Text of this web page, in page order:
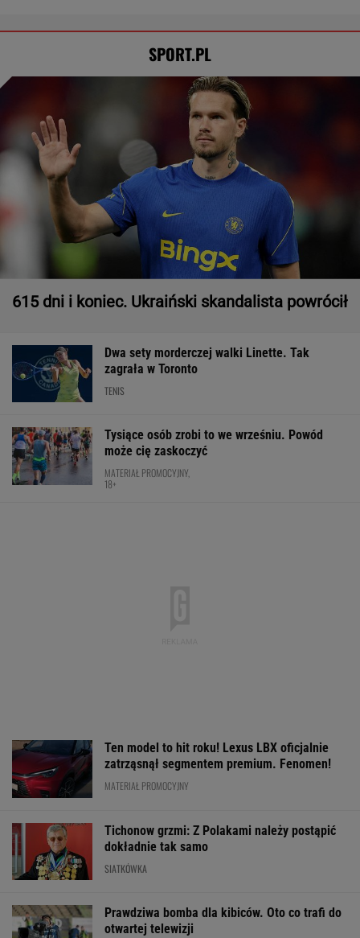
SPORT.PL
615 dni i koniec. Ukraiński skandalista powrócił
Dwa sety morderczej walki Linette. Tak
zagrała w Toronto
TENIS
Tysiące osób zrobi to we wrześniu. Powód
może cię zaskoczyć
MATERIAŁ PROMOCYJNY,
18+
Ten model to hit roku! Lexus LBX oficjalnie
zatrząsnął segmentem premium. Fenomen!
MATERIAŁ PROMOCYJNY
Tichonow grzmi: Z Polakami należy postąpić
dokładnie tak samo
SIATKÓWKA
Prawdziwa bomba dla kibiców. Oto co trafi do
otwartej telewizji